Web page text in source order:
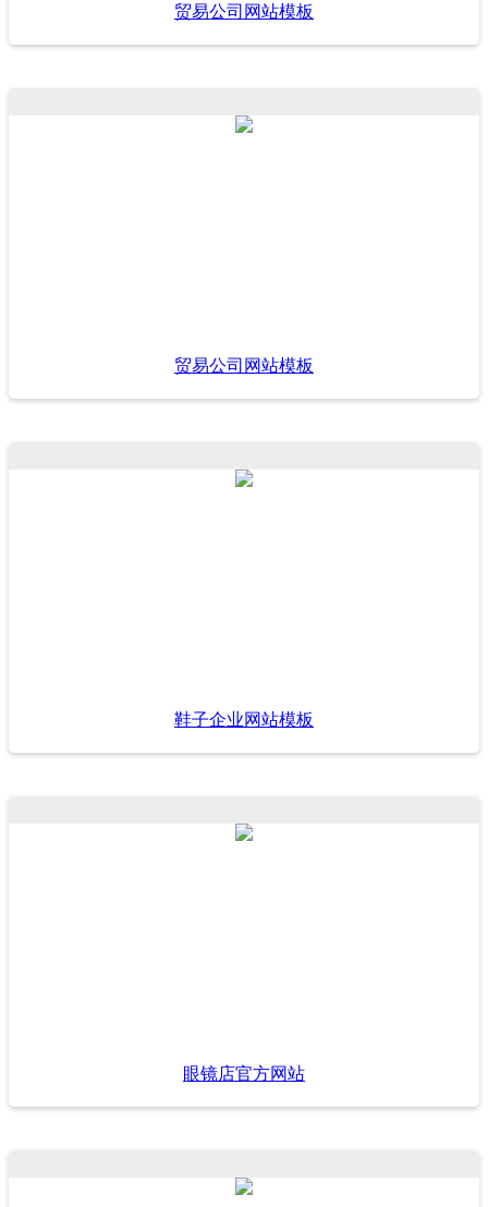
贸易公司网站模板
贸易公司网站模板
鞋子企业网站模板
眼镜店官方网站